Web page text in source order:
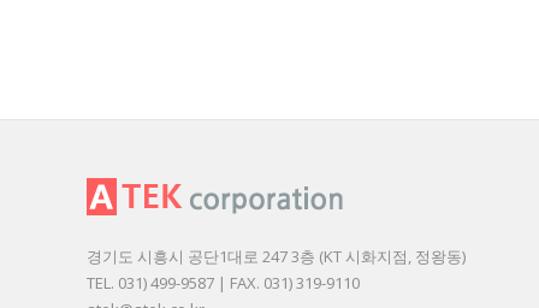
경기도 시흥시 공단1대로 247 3층 (KT 시화지점, 정왕동)
TEL. 031) 499-9587 | FAX. 031) 319-9110